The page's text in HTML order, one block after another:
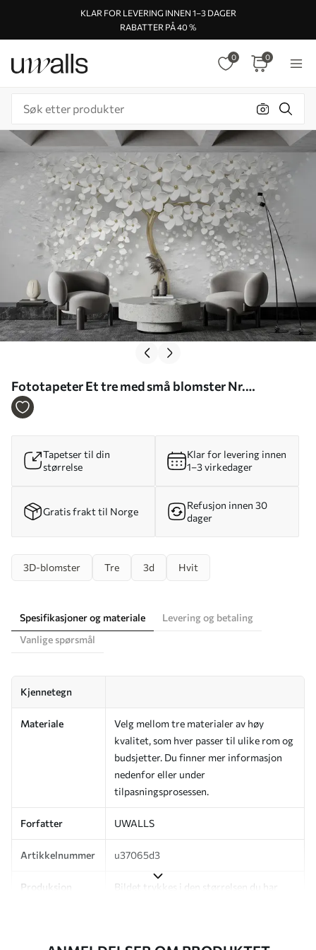
KLAR FOR LEVERING INNEN 1–3 DAGER
RABATTER PÅ 40 %
0 0
Fototapeter Et tre med små blomster Nr.
u37065d3
Tapetser til din
størrelse
Klar for levering innen
1–3 virkedager
Gratis frakt til Norge
Refusjon innen 30
dager
3D-blomster Tre 3d Hvit
Spesifikasjoner og materiale
Levering og betaling
Vanlige spørsmål
Kjennetegn
Materiale
Velg mellom tre materialer av høy
kvalitet, som hver passer til ulike rom og
budsjetter. Du finner mer informasjon
nedenfor eller under
tilpasningsprosessen.
Forfatter UWALLS
Artikkelnummer u37065d3
Produksjon
Bildet trykkes i den størrelsen du har